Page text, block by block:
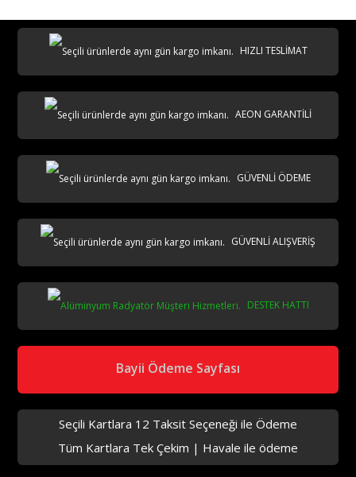
HIZLI TESLİMAT
AEON GARANTİLİ
GÜVENLİ ÖDEME
GÜVENLİ ALIŞVERİŞ
DESTEK HATTI
Bayii Ödeme Sayfası
Seçili Kartlara 12 Taksit Seçeneği ile Ödeme
Tüm Kartlara Tek Çekim | Havale ile ödeme